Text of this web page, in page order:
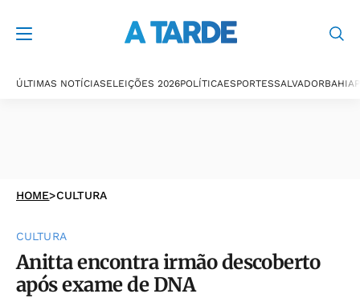
ÚLTIMAS NOTÍCIASELEIÇÕES 2026POLÍTICAESPORTESSALVADORBAHIA
HOME>CULTURA
CULTURA
Anitta encontra irmão descoberto
após exame de DNA